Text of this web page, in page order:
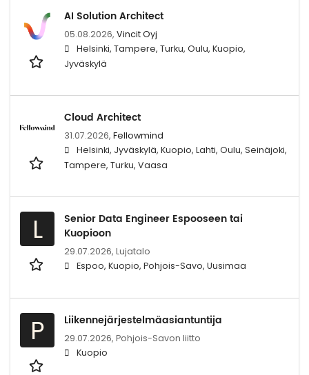
AI Solution Architect
05.08.2026, Vincit Oyj
Helsinki, Tampere, Turku, Oulu, Kuopio,
Jyväskylä
Cloud Architect
31.07.2026, Fellowmind
Helsinki, Jyväskylä, Kuopio, Lahti, Oulu, Seinäjoki,
Tampere, Turku, Vaasa
L
Senior Data Engineer Espooseen tai
Kuopioon
29.07.2026, Lujatalo
Espoo, Kuopio, Pohjois-Savo, Uusimaa
P Liikennejärjestelmäasiantuntija
29.07.2026, Pohjois-Savon liitto
Kuopio